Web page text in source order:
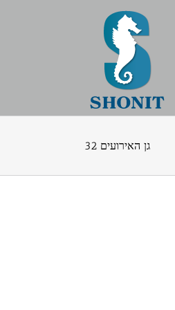
גן האירועים 32